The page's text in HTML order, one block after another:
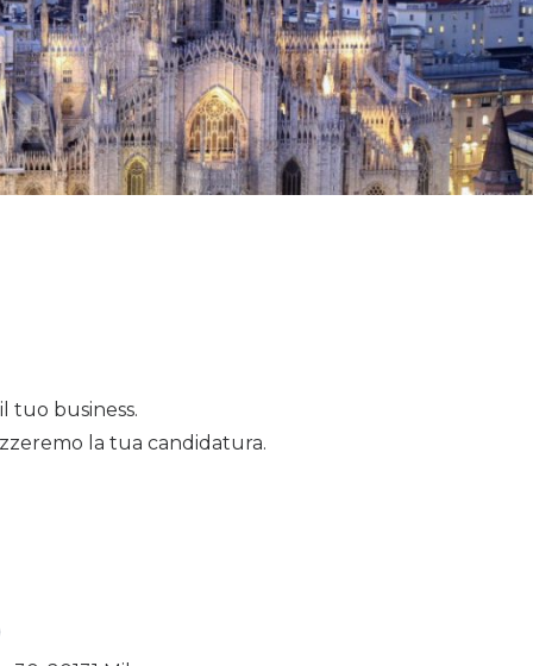
tuo business.
la tua candidatura.